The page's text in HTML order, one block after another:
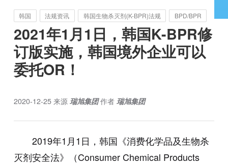
韩国 法规资讯 韩国生物杀灭剂(K-BPR)法规 BPD/BPR
2021年1月1日，韩国K-BPR修
订版实施，韩国境外企业可以
委托OR！
2020-12-25 来源 瑞旭集团 作者 瑞旭集团
2019年1月1日，韩国《消费化学品及生物杀
灭剂安全法》（Consumer Chemical Products